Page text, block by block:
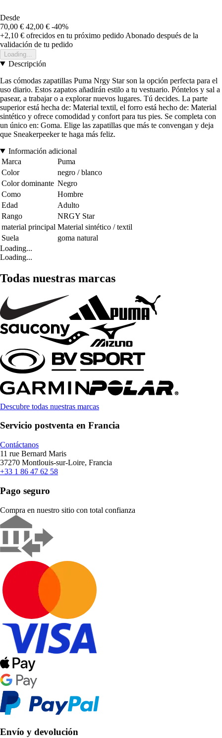
Desde
70,00 € 42,00 € -40%
+2,10 € ofrecidos en tu próximo pedido Abonado después de la
validación de tu pedido
Loading...
Descripción
Las cómodas zapatillas Puma Nrgy Star son la opción perfecta para el
uso diario. Estos zapatos añadirán estilo a tu vestuario. Póntelos y sal a
pasear, a trabajar o a explorar nuevos lugares. Tú decides. La parte
superior está hecha de: Material textil, el forro está hecho de: Material
sintético y ofrece comodidad y confort para tus pies. Se completa con
un único en: Goma. Elige las zapatillas que más te convengan y deja
que Sneakerpeeker te haga más feliz.
Información adicional
Marca
Puma
Color
negro / blanco
Color dominante Negro
Como
Hombre
Edad
Adulto
Rango
NRGY Star
material principal Material sintético / textil
Suela
goma natural
Loading...
Loading...
Todas nuestras marcas
Descubre todas nuestras marcas
Servicio postventa en Francia
Contáctanos
11 rue Bernard Maris
37270 Montlouis-sur-Loire, Francia
+33 1 86 47 62 58
Pago seguro
Compra en nuestro sitio con total confianza
Envío y devolución